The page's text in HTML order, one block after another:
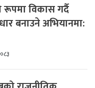
रूपमा विकास गर्दै
बनाउने अभियानमा: